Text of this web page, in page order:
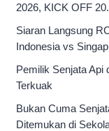
2026, KICK OFF
Siaran Langsung
Indonesia vs
Pemilik Senjata Api
Terkuak
Bukan Cuma
Ditemukan di